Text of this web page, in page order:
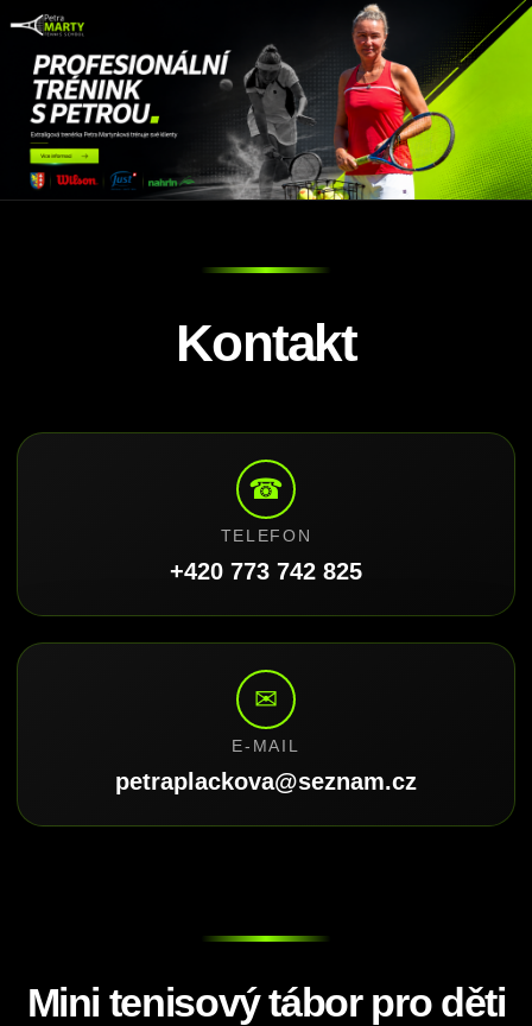
Kontakt
☎
TELEFON
+420 773 742 825
✉
E-MAIL
petraplackova@seznam.cz
Mini tenisový tábor pro děti